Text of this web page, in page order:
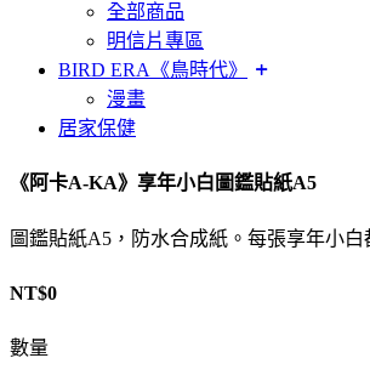
全部商品
明信片專區
BIRD ERA《鳥時代》
漫畫
居家保健
《阿卡A-KA》享年小白圖鑑貼紙A5
圖鑑貼紙A5，防水合成紙。每張享年小
NT$0
數量